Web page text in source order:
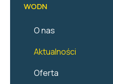
WODN
O nas
Aktualności
Oferta